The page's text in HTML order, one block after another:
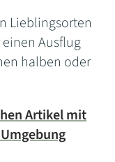
Lieblingsorten
Ausflug
halben oder
Artikel mit